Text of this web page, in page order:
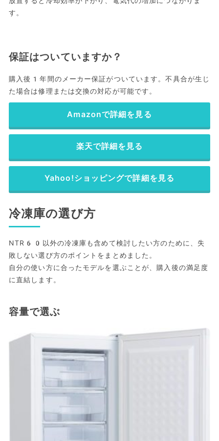
す。
保証はついていますか？
購入後1年間のメーカー保証がついています。不具合が生じ
た場合は修理または交換の対応が可能です。
Amazonで詳細を見る
楽天で詳細を見る
Yahoo!ショッピングで詳細を見る
冷凍庫の選び方
NTR60以外の冷凍庫も含めて検討したい方のために、失
敗しない選び方のポイントをまとめました。
自分の使い方に合ったモデルを選ぶことが、購入後の満足度
に直結します。
容量で選ぶ